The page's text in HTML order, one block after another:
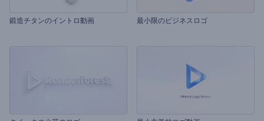
鍛造チタンのイントロ動画 最小限のビジネスロゴ